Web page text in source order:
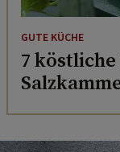
GUTE KÜCHE
7 köstliche